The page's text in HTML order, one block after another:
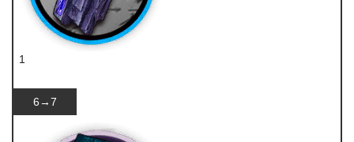
1
6→7